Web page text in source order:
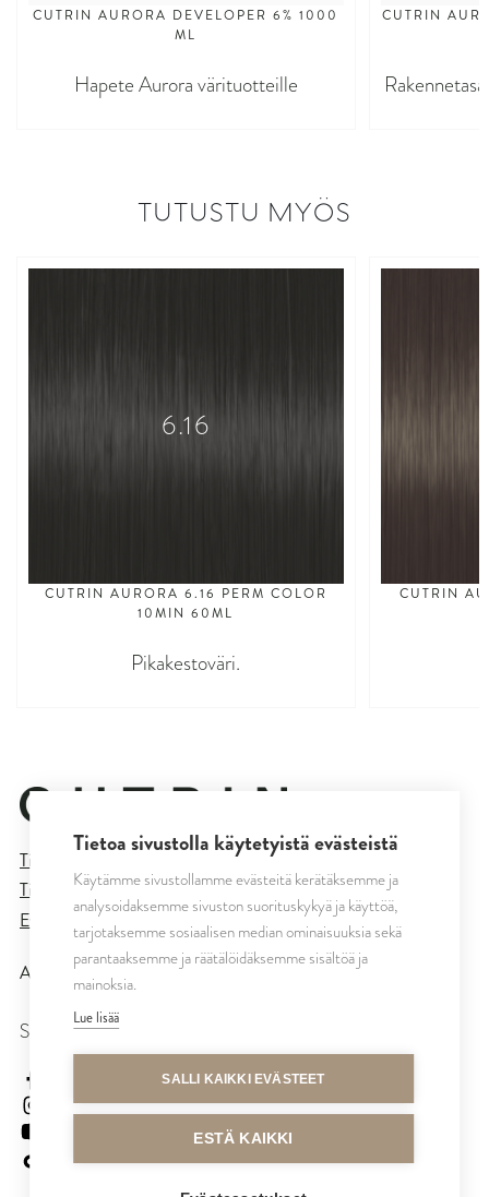
CUTRIN AURORA DEVELOPER 6% 1000
ML
Hapete Aurora värituotteille
CUTRIN
TUTUSTU MYÖS
6.16
CUTRIN AURORA 6.16 PERM COLOR
10MIN 60ML
Pikakestoväri.
CUTRIN
Tietosuojaseloste
Tilaus- ja toimitusehdot
Evästeasetukset
All rights reserved © CUTRIN
SEURAA MEITÄ
cutrinfinland
cutrinfinland
Tietoa sivustolla käytetyistä evästeistä
Käytämme sivustollamme evästeitä kerätäksemme ja
analysoidaksemme sivuston suorituskykyä ja käyttöä,
tarjotaksemme sosiaalisen median ominaisuuksia sekä
parantaaksemme ja räätälöidäksemme sisältöä ja
mainoksia.
Lue lisää
SALLI KAIKKI EVÄSTEET
ESTÄ KAIKKI